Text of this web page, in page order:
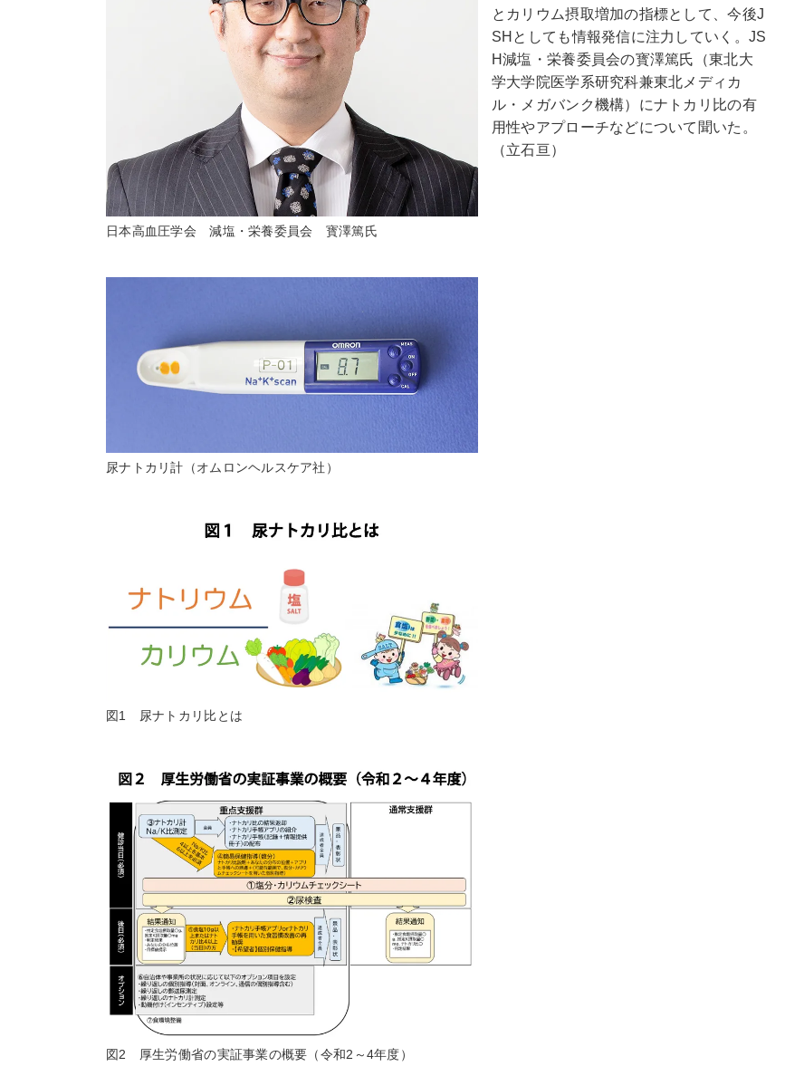
日本高血圧学会 減塩・栄養委員会 寳澤篤氏
尿ナトカリ計（オムロンヘルスケア社）
図1 尿ナトカリ比とは
図2 厚生労働省の実証事業の概要（令和2～4年度）
とカリウム摂取増加の指標として、今後J
SHとしても情報発信に注力していく。JS
H減塩・栄養委員会の寳澤篤氏（東北大
学大学院医学系研究科兼東北メディカ
ル・メガバンク機構）にナトカリ比の有
用性やアプローチなどについて聞いた。
（立石亘）